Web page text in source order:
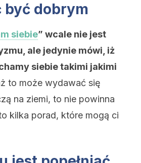
być dobrym
siebie” wcale nie jest
ale jedynie mówi, iż
siebie takimi jakimi
to może wydawać się
na ziemi, to nie powinna
kilka porad, które mogą ci